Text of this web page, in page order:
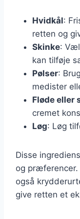
Hvidkål:
retten og
Skinke:
kan tilføje
Pølser:
medister
Fløde eller
cremet
Løg: Løg
Disse
og
også
give retten et